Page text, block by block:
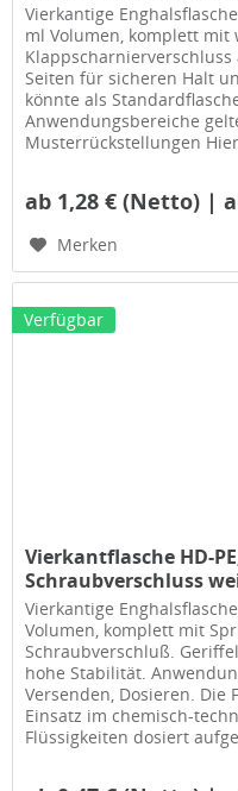
Vierkantige
ml Volumen, komplett mit
Klappscharnierverschluss
Seiten für sicheren Halt
könnte als
Anwendungsbereiche
Musterrückstellungen
ab 1,28 € (Netto) |
Merken
Verfügbar
Vierkantflasche HD-
Schraubverschluss
Vierkantige
Volumen, komplett mit
Schraubverschluß.
hohe Stabilität.
Versenden, Dosieren. Die
Einsatz im chemisch-
Flüssigkeiten dosiert